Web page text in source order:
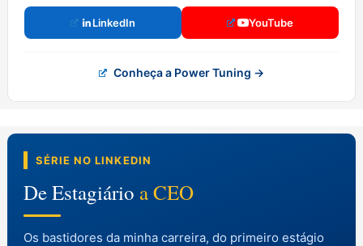
LinkedIn YouTube
Conheça a Power Tuning →
SÉRIE NO LINKEDIN
De Estagiário a CEO
Os bastidores da minha carreira, do primeiro estágio